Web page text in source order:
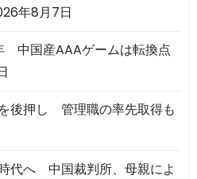
年8月7日
中国産AAAゲームは転換点
後押し 管理職の率先取得も
代へ 中国裁判所、母親によ